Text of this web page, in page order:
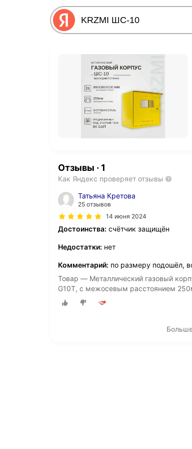
Отзывы · 1
Как Яндекс проверяет отзывы
Татьяна Кретова
25 отзывов
14 июня 2024
Достоинства: счётчик защищён
Недостатки: нет
Комментарий: по размеру подошёл,
Товар — Металлический газовый
G10Т, с межосевым расстоянием